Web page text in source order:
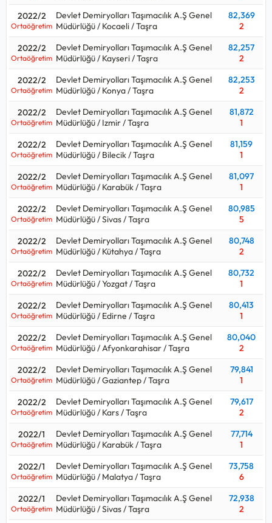
2022/2
Ortaöğretim
Devlet Demiryolları Taşımacılık A.Ş Genel
Müdürlüğü / Kocaeli / Taşra
82,369
2
2022/2
Ortaöğretim
Devlet Demiryolları Taşımacılık A.Ş Genel
Müdürlüğü / Kayseri / Taşra
82,257
2
2022/2
Ortaöğretim
Devlet Demiryolları Taşımacılık A.Ş Genel
Müdürlüğü / Konya / Taşra
82,253
2
2022/2
Ortaöğretim
Devlet Demiryolları Taşımacılık A.Ş Genel
Müdürlüğü / Izmir / Taşra
81,872
1
2022/2
Ortaöğretim
Devlet Demiryolları Taşımacılık A.Ş Genel
Müdürlüğü / Bilecik / Taşra
81,159
1
2022/2
Ortaöğretim
Devlet Demiryolları Taşımacılık A.Ş Genel
Müdürlüğü / Karabük / Taşra
81,097
1
2022/2
Ortaöğretim
Devlet Demiryolları Taşımacılık A.Ş Genel
Müdürlüğü / Sivas / Taşra
80,985
5
2022/2
Ortaöğretim
Devlet Demiryolları Taşımacılık A.Ş Genel
Müdürlüğü / Kütahya / Taşra
80,748
2
2022/2
Ortaöğretim
Devlet Demiryolları Taşımacılık A.Ş Genel
Müdürlüğü / Yozgat / Taşra
80,732
1
2022/2
Ortaöğretim
Devlet Demiryolları Taşımacılık A.Ş Genel
Müdürlüğü / Edirne / Taşra
80,413
1
2022/2
Ortaöğretim
Devlet Demiryolları Taşımacılık A.Ş Genel
Müdürlüğü / Afyonkarahisar / Taşra
80,040
2
2022/2
Ortaöğretim
Devlet Demiryolları Taşımacılık A.Ş Genel
Müdürlüğü / Gaziantep / Taşra
79,841
1
2022/2
Ortaöğretim
Devlet Demiryolları Taşımacılık A.Ş Genel
Müdürlüğü / Kars / Taşra
79,617
2
2022/1
Ortaöğretim
Devlet Demiryolları Taşımacılık A.Ş Genel
Müdürlüğü / Karabük / Taşra
77,714
1
2022/1
Ortaöğretim
Devlet Demiryolları Taşımacılık A.Ş Genel
Müdürlüğü / Malatya / Taşra
73,758
6
2022/1
Ortaöğretim
Devlet Demiryolları Taşımacılık A.Ş Genel
Müdürlüğü / Sivas / Taşra
72,938
2